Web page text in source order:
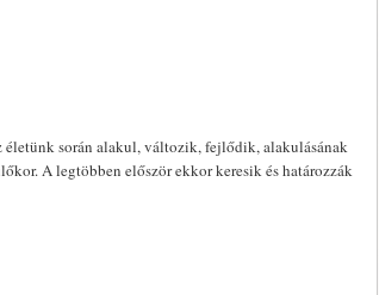
során alakul, változik, fejlődik, alakulásának
A legtöbben először ekkor keresik és határozzák